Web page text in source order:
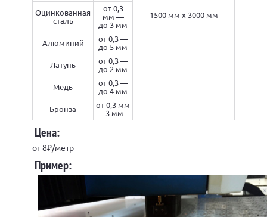
1500 мм х 3000 мм
Оцинкованная
сталь
от 0,3
мм —
до 3 мм
Алюминий
от 0,3 —
до 5 мм
Латунь
от 0,3 —
до 2 мм
Медь
от 0,3 —
до 4 мм
Бронза
от 0,3 мм
-3 мм
Цена:
от 8₽/метр
Пример: